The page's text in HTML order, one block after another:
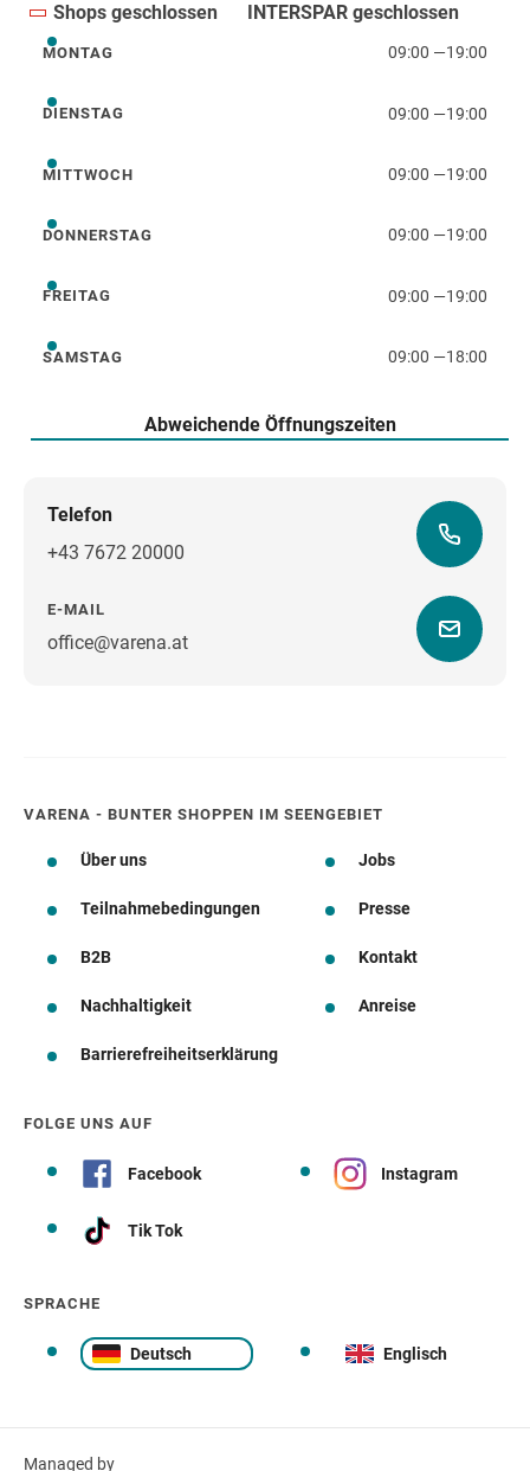
Shops geschlossen INTERSPAR geschlossen
Montag
MONTAG 09:00 —19:00
Dienstag
DIENSTAG 09:00 —19:00
Mittwoch
MITTWOCH 09:00 —19:00
Donnerstag
DONNERSTAG 09:00 —19:00
Freitag
FREITAG 09:00 —19:00
Samstag
SAMSTAG 09:00 —18:00
Abweichende Öffnungszeiten
Telefon
+43 7672 20000
E-MAIL
office@varena.at
VARENA - BUNTER SHOPPEN IM SEENGEBIET
Über uns Jobs
Teilnahmebedingungen Presse
B2B Kontakt
Nachhaltigkeit Anreise
Barrierefreiheitserklärung
FOLGE UNS AUF
Facebook Instagram
Tik Tok
SPRACHE
Deutsch Englisch
Managed by